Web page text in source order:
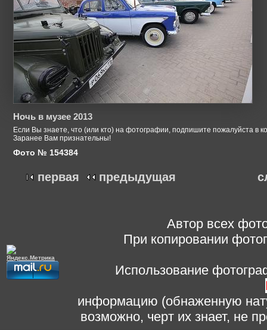
Ночь в музее 2013
Если Вы знаете, что (или кто) на фотографии, подпишите пожалуйста в
Заранее Вам признательны!
Фото № 154384
первая предыдущая
Автор всех
При копировании
Использование
информацию (обнаженную
возможно, черт их знает, не